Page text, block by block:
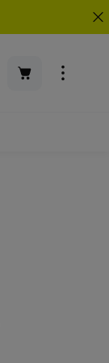
Warenkorb